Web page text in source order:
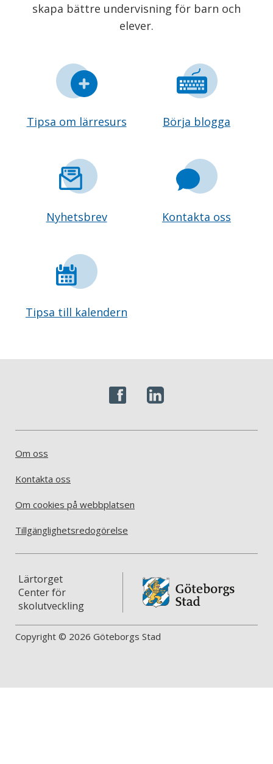
skapa bättre undervisning för barn och
elever.
Tipsa om lärresurs Börja blogga
Nyhetsbrev Kontakta oss
Tipsa till kalendern
Om oss
Kontakta oss
Om cookies på webbplatsen
Tillgänglighetsredogörelse
Lärtorget
Center för
skolutveckling
Copyright © 2026 Göteborgs Stad